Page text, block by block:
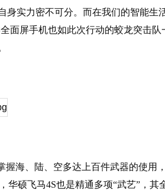
身实力密不可分。而在我们的智能生
全面屏手机也如此次行动的蛟龙突击队
海、陆、空多达上百件武器的使用，
华硕飞马4S也是精通多项“武艺”，其